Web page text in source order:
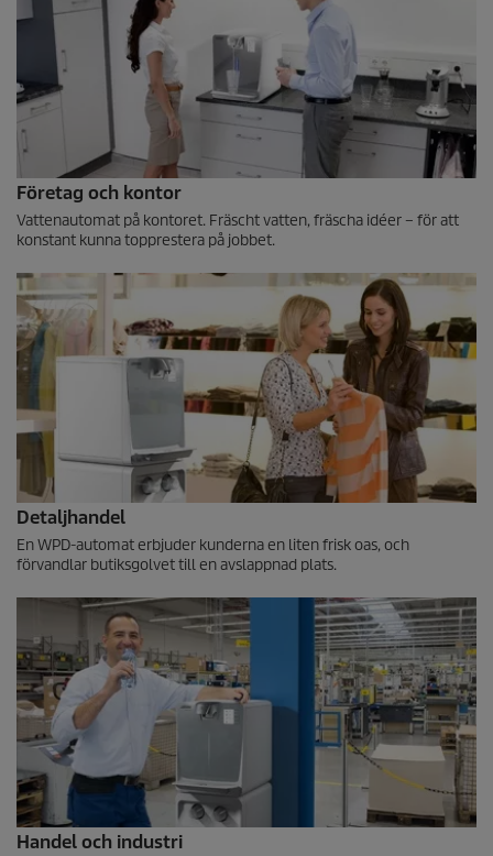
Företag och kontor
Vattenautomat på kontoret. Fräscht vatten, fräscha idéer – för att
konstant kunna topprestera på jobbet.
Detaljhandel
En WPD-automat erbjuder kunderna en liten frisk oas, och
förvandlar butiksgolvet till en avslappnad plats.
Handel och industri